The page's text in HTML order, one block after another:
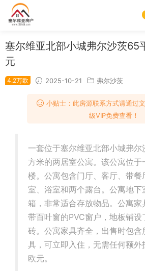
塞尔维亚北部小城弗尔沙茨65
元
4.2万欧 2025-10-21 弗尔沙茨
小贴士：此房源联系方式请通过
级VIP免费查看！
一套位于塞尔维亚北部小城弗
方米的两居室公寓。该公寓位于
楼。公寓包含门厅、客厅、带餐
室、浴室和两个露台。公寓地下
箱，非常适合存放物品。公寓家
带百叶窗的PVC窗户，地板铺设
砖。公寓家具齐全，出售时包含
具，可立即入住，无需任何额
欧元。